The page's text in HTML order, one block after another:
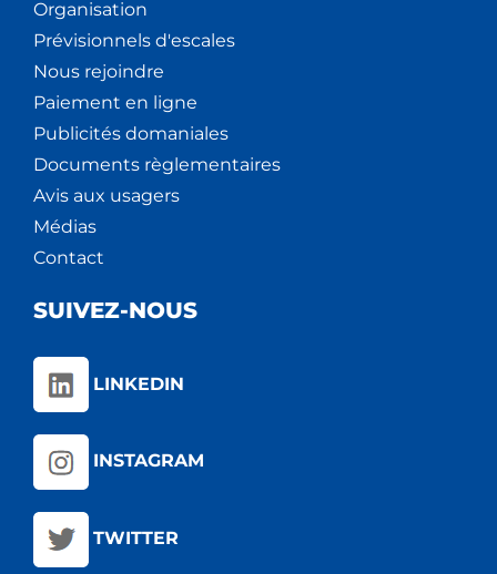
Organisation
Prévisionnels d'escales
Nous rejoindre
Paiement en ligne
Publicités domaniales
Documents règlementaires
Avis aux usagers
Médias
Contact
SUIVEZ-NOUS
LINKEDIN
INSTAGRAM
TWITTER